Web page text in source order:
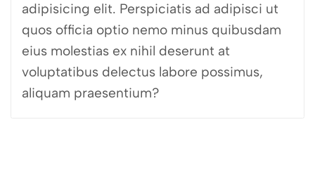
adipisicing elit. Perspiciatis ad adipisci ut
quos officia optio nemo minus quibusdam
eius molestias ex nihil deserunt at
voluptatibus delectus labore possimus,
aliquam praesentium?